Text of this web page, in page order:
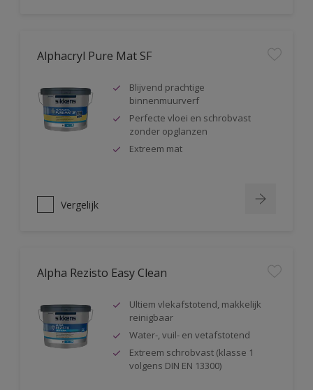
Alphacryl Pure Mat SF
Blijvend prachtige
binnenmuurverf
Perfecte vloei en schrobvast
zonder opglanzen
Extreem mat
Vergelijk
Alpha Rezisto Easy Clean
Ultiem vlekafstotend, makkelijk
reinigbaar
Water-, vuil- en vetafstotend
Extreem schrobvast (klasse 1
volgens DIN EN 13300)